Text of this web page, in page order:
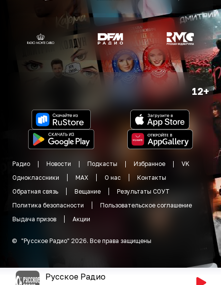
12+
Радио Новости Подкасты Избранное
VK
Одноклассники
MAX О нас
Контакты
Обратная связь
Вещание
Результаты СОУТ
Политика безопасности
Пользовательское соглашение
Выдача призов
Акции
© "Русское Радио" 2026. Все права защищены
Русское Радио